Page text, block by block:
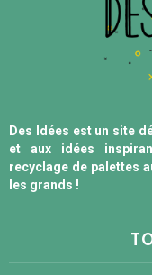
Des Idées est un site
et aux idées
recyclage de palettes
les grands !